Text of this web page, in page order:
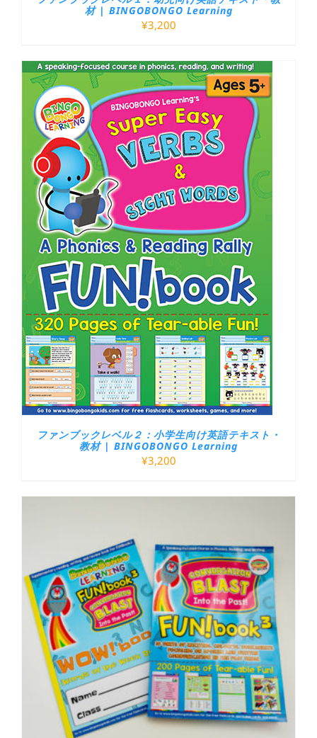
材 | BINGOBONGO Learning
¥3,200
ファンブックレベル２：小学生向け英語テキスト・
教材 | BINGOBONGO Learning
¥3,200